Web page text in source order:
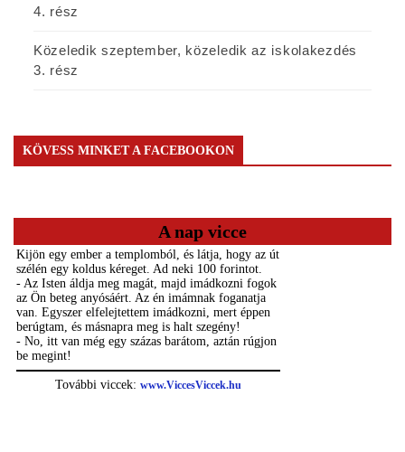
4. rész
Közeledik szeptember, közeledik az iskolakezdés
3. rész
KÖVESS MINKET A FACEBOOKON
A nap vicce